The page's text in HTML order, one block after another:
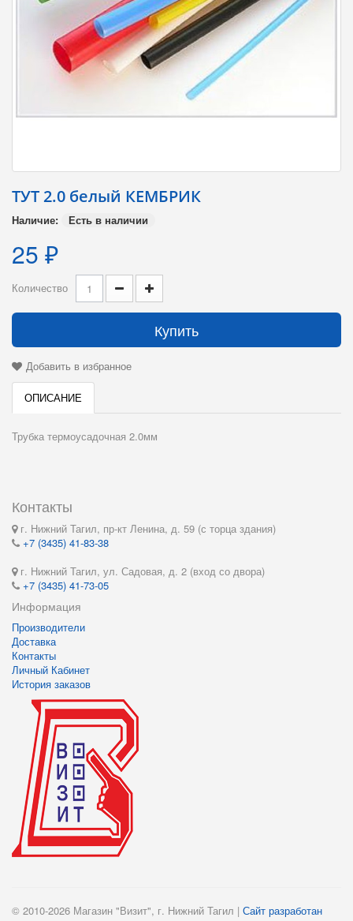
ТУТ 2.0 белый КЕМБРИК
Наличие: Есть в наличии
25 ₽
Количество
Купить
Добавить в избранное
ОПИСАНИЕ
Трубка термоусадочная 2.0мм
Контакты
г. Нижний Тагил, пр-кт Ленина, д. 59 (с торца здания)
+7 (3435) 41-83-38
г. Нижний Тагил, ул. Садовая, д. 2 (вход со двора)
+7 (3435) 41-73-05
Информация
Производители
Доставка
Контакты
Личный Кабинет
История заказов
© 2010-2026 Магазин "Визит", г. Нижний Тагил | Сайт разработан